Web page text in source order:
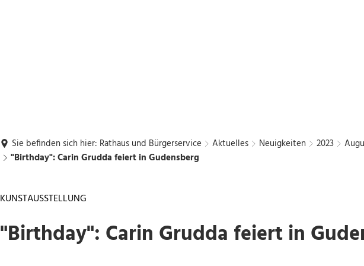
Sie befinden sich hier: Rathaus und Bürgerservice Aktuelles Neuigkeiten 2023
"Birthday": Carin Grudda feiert in Gudensberg
KUNSTAUSSTELLUNG
"Birthday": Carin Grudda feiert in